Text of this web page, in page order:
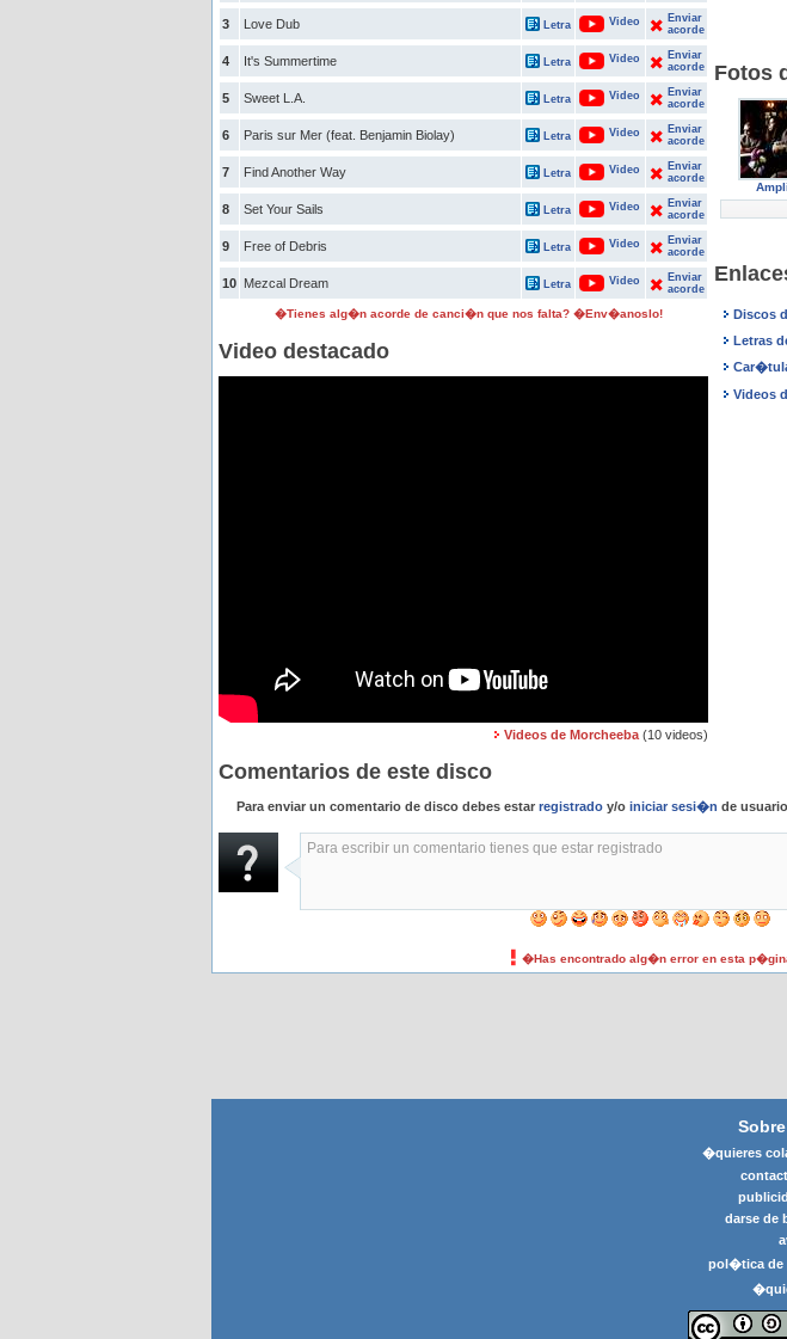
3 Love Dub Letra Video
Enviar
acorde
4 It's Summertime Letra Video
Enviar
acorde
5 Sweet L.A. Letra Video
Enviar
acorde
6 Paris sur Mer (feat. Benjamin Biolay) Letra Video
Enviar
acorde
7 Find Another Way Letra Video
Enviar
acorde
8 Set Your Sails Letra Video
Enviar
acorde
9 Free of Debris Letra Video
Enviar
acorde
10 Mezcal Dream Letra Video
Enviar
acorde
�Tienes alg�n acorde de canci�n que nos falta? �Env�anoslo!
Video destacado
Videos de Morcheeba (10 videos)
Fotos
Discos
Letras
Videos
Comentarios de este disco
Para enviar un comentario de disco debes estar registrado y/o iniciar sesi�n de usuario
�Has encontrado alg�n error en esta
�quieres
darse de
pol�tica de